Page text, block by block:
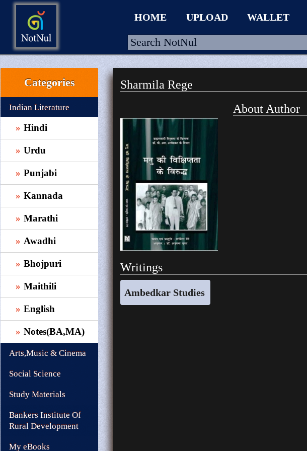
HOME
UPLOAD
WALLET
BLOG
ARRIVALS
CATEGORIES >
HOME UPLOAD WALLET
Categories
Indian Literature
Hindi
Urdu
Punjabi
Kannada
Marathi
Awadhi
Bhojpuri
Maithili
English
Notes(BA,MA)
Arts,Music & Cinema
Social Science
Study Materials
Bankers Institute Of
Rural Development
My eBooks
Sharmila Rege
About Author
Writings
Ambedkar Studies